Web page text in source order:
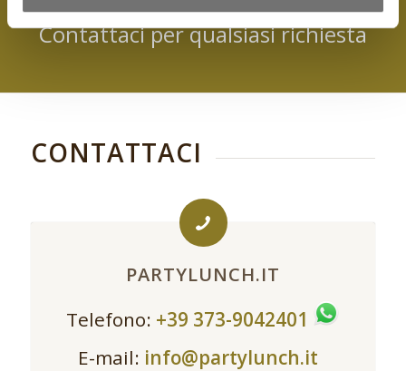
Contattaci per qualsiasi richiesta
CONTATTACI
PARTYLUNCH.IT
Telefono: +39 373-9042401
E-mail: info@partylunch.it